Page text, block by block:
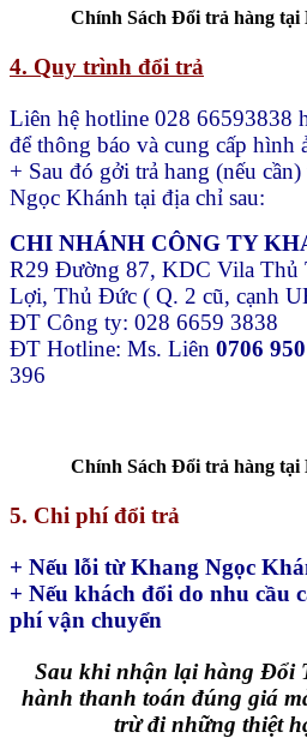
Chính Sách Đổi trả hàng tại
4. Quy trình đổi trả
Liên hệ hotline 028 66593838
để thông báo và cung cấp hình
+ Sau đó gởi trả hang (nếu
Ngọc Khánh tại địa chỉ sau:
CHI NHÁNH CÔNG TY
R29 Đường 87, KDC Vila Thủ
Lợi, Thủ Đức ( Q. 2 cũ, cạnh
ĐT Công ty: 028 6659 3838
ĐT Hotline: Ms. Liên 0706
396
Chính Sách Đổi trả hàng tại
5. Chi phí đổi trả
+ Nếu lỗi từ Khang Ngọc
+ Nếu khách đổi do nhu cầu
phí vận chuyển
Sau khi nhận lại hàng Đổi
hành thanh toán đúng giá
trừ đi những thiệt